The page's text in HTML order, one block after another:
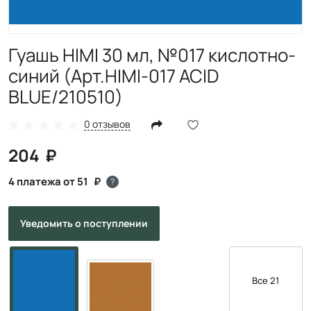
Гуашь HIMI 30 мл, №017 кислотно-
синий (Арт.HIMI-017 ACID
BLUE/210510)
0 отзывов
204
4 платежа от 51 ?
Уведомитьо поступлении
Все 21